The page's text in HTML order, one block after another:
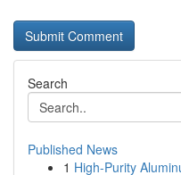
Search
Published News
1 High-Purity